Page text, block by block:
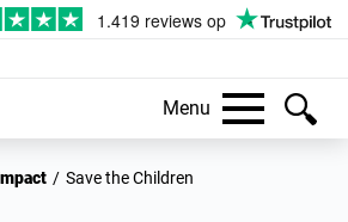
Menu
/ Save the Children